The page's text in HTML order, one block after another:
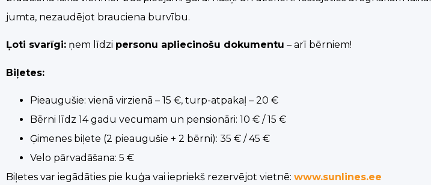
jumta, nezaudējot brauciena burvību.
Ļoti svarīgi: ņem līdzi personu apliecinošu dokumentu – arī bērniem!
Biļetes:
Pieaugušie: vienā virzienā – 15 €, turp-atpakaļ – 20 €
Bērni līdz 14 gadu vecumam un pensionāri: 10 € / 15 €
Ģimenes biļete (2 pieaugušie + 2 bērni): 35 € / 45 €
Velo pārvadāšana: 5 €
Biļetes var iegādāties pie kuģa vai iepriekš rezervējot vietnē: www.sunlines.ee